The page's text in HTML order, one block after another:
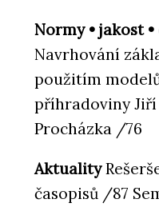
Normy • jakost
Navrhování
použitím
příhradoviny Jiří
Procházka /76
Aktuality
časopisů /87